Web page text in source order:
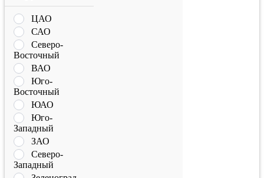
ЦАО
САО
Северо-
Восточный
ВАО
Юго-
Восточный
ЮАО
Юго-
Западный
ЗАО
Северо-
Западный